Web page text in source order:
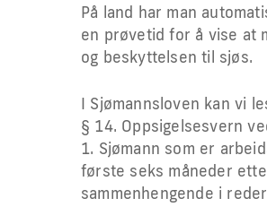
På land har man
en prøvetid for å vise at
og beskyttelsen til sjøs.
I Sjømannsloven kan vi
§ 14. Oppsigelsesvern
1. Sjømann som er
første seks måneder
sammenhengende i